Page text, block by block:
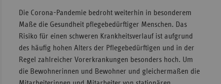
Die Corona-Pandemie bedroht weiterhin in besonderem
Maße die Gesundheit pflegebedürftiger Menschen. Das
Risiko für einen schweren Krankheitsverlauf ist aufgrund
des häufig hohen Alters der Pflegebedürftigen und in der
Regel zahlreicher Vorerkrankungen besonders hoch. Um
die Bewohnerinnen und Bewohner und gleichermaßen die